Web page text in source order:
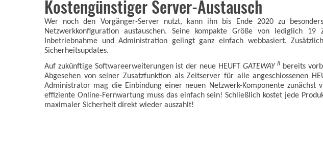
Kostengünstiger Server-Austausch
Wer noch den Vorgänger-Server nutzt, kann ihn bis Ende 2020 zu
Netzwerkkonfiguration austauschen. Seine kompakte Größe von lediglich
Inbetriebnahme und Administration gelingt ganz einfach webbasiert.
Sicherheitsupdates.
Auf zukünftige Softwareerweiterungen ist der neue HEUFT GATEWAYII bereits
Abgesehen von seiner Zusatzfunktion als Zeitserver für alle angeschlossenen
Administrator mag die Einbindung einer neuen Netzwerk-Komponente
effiziente Online-Fernwartung muss das einfach sein! Schließlich kostet jede
maximaler Sicherheit direkt wieder auszahlt!